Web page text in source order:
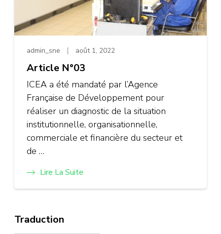
admin_sne août 1, 2022
Article N°03
ICEA a été mandaté par l’Agence
Française de Développement pour
réaliser un diagnostic de la situation
institutionnelle, organisationnelle,
commerciale et financière du secteur et
de …
Lire La Suite
Traduction